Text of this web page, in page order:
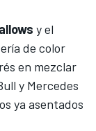
y el
de color
en mezclar
y Mercedes
ya asentados